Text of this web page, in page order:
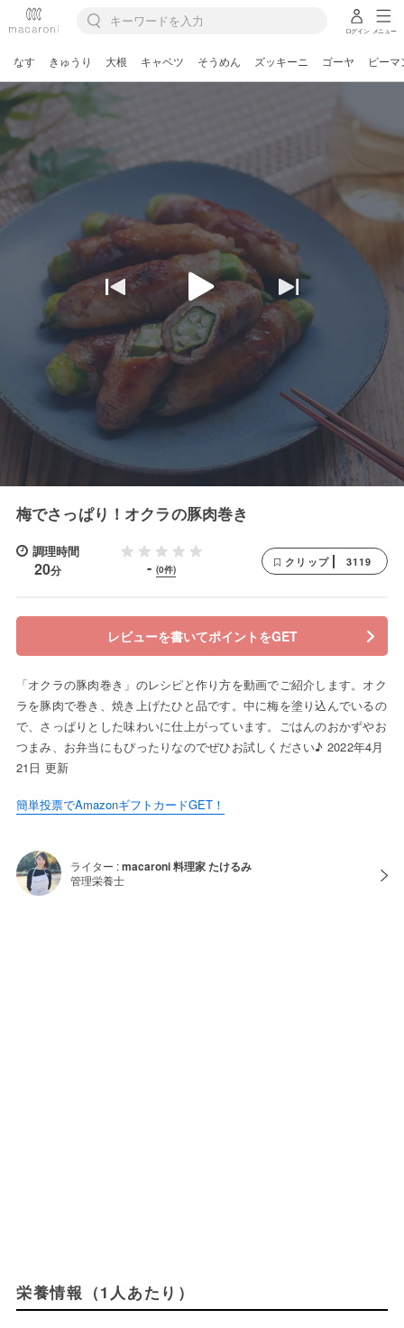
ログイン メニュー
なす きゅうり 大根 キャベツ そうめん ズッキーニ ゴーヤ ピーマ
梅でさっぱり！オクラの豚肉巻き
調理時間
20分 - (0件)
クリップ 3119
レビューを書いてポイントをGET
「オクラの豚肉巻き」のレシピと作り方を動画でご紹介します。オク
ラを豚肉で巻き、焼き上げたひと品です。中に梅を塗り込んでいるの
で、さっぱりとした味わいに仕上がっています。ごはんのおかずやお
つまみ、お弁当にもぴったりなのでぜひお試しください♪ 2022年4月
21日 更新
簡単投票でAmazonギフトカードGET！
ライター :macaroni 料理家 たけるみ
管理栄養士
栄養情報（1人あたり）